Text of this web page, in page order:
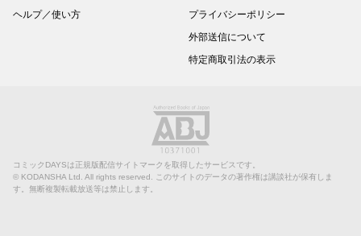
ヘルプ／使い方
プライバシーポリシー
外部送信について
特定商取引法の表示
コミックDAYSは正規版配信サイトマークを取得したサービスです。
© KODANSHA Ltd. All rights reserved. このサイトのデータの著作権は講談社が保有しま
す。無断複製転載放送等は禁止します。